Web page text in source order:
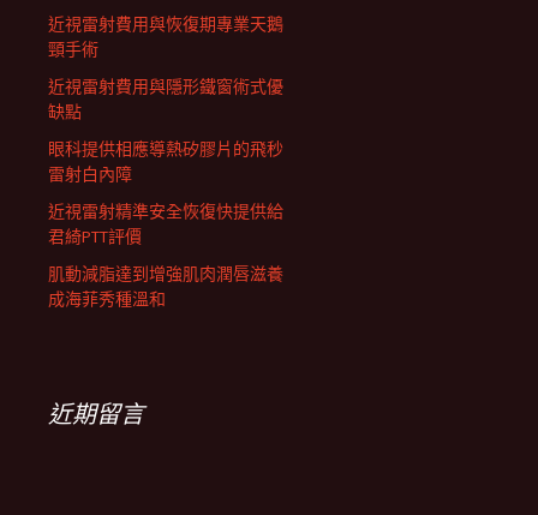
近視雷射費用與恢復期專業天鵝
頸手術
近視雷射費用與隱形鐵窗術式優
缺點
眼科提供相應導熱矽膠片的飛秒
雷射白內障
近視雷射精準安全恢復快提供給
君綺PTT評價
肌動減脂達到增強肌肉潤唇滋養
成海菲秀種溫和
近期留言